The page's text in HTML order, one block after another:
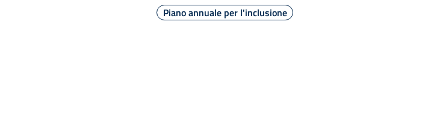
Piano annuale per l'inclusione